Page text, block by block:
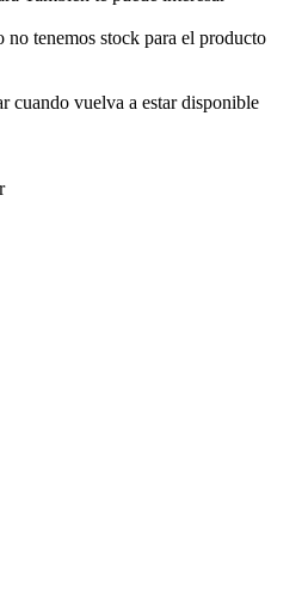
no tenemos stock para el producto
cuando vuelva a estar disponible